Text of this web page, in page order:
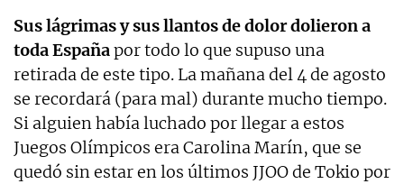
Sus lágrimas y sus llantos de dolor dolieron a
toda Españapor todo lo que supuso una
retirada de este tipo. La mañana del 4 de agosto
se recordará (para mal) durante mucho tiempo.
Si alguien había luchado por llegar a estos
Juegos Olímpicos era Carolina Marín, que se
quedó sin estar en los últimos JJOO de Tokio por